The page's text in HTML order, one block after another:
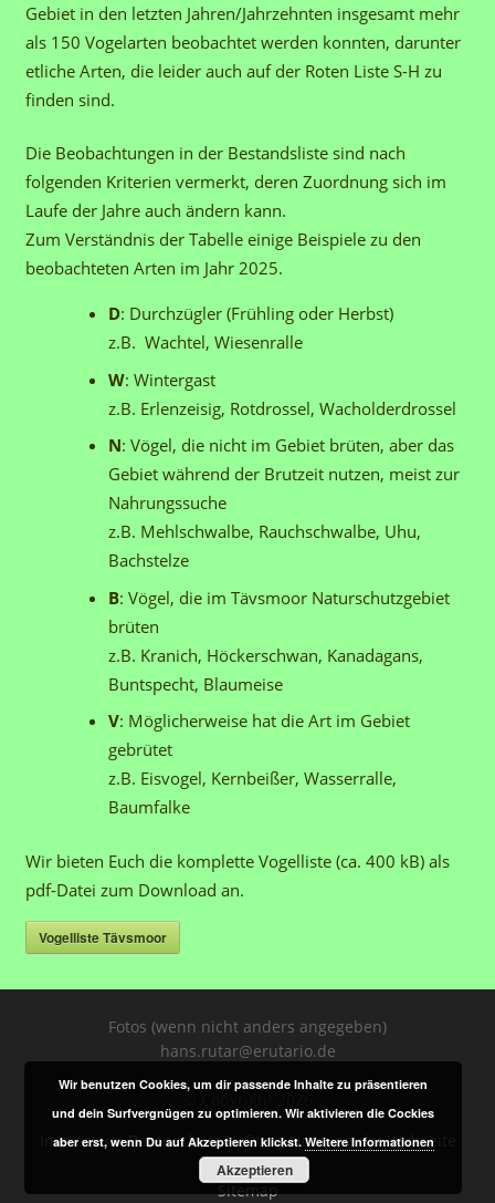
Gebiet in den letzten Jahren/Jahrzehnten insgesamt mehr
als 150 Vogelarten beobachtet werden konnten, darunter
etliche Arten, die leider auch auf der Roten Liste S-H zu
finden sind.
Die Beobachtungen in der Bestandsliste sind nach
folgenden Kriterien vermerkt, deren Zuordnung sich im
Laufe der Jahre auch ändern kann.
Zum Verständnis der Tabelle einige Beispiele zu den
beobachteten Arten im Jahr 2025.
D: Durchzügler (Frühling oder Herbst)
z.B. Wachtel, Wiesenralle
W: Wintergast
z.B. Erlenzeisig, Rotdrossel, Wacholderdrossel
N: Vögel, die nicht im Gebiet brüten, aber das
Gebiet während der Brutzeit nutzen, meist zur
Nahrungssuche
z.B. Mehlschwalbe, Rauchschwalbe, Uhu,
Bachstelze
B: Vögel, die im Tävsmoor Naturschutzgebiet
brüten
z.B. Kranich, Höckerschwan, Kanadagans,
Buntspecht, Blaumeise
V: Möglicherweise hat die Art im Gebiet
gebrütet
z.B. Eisvogel, Kernbeißer, Wasserralle,
Baumfalke
Wir bieten Euch die komplette Vogelliste (ca. 400 kB) als
pdf-Datei zum Download an.
Vogelliste Tävsmoor
Fotos (wenn nicht anders angegeben)
hans.rutar@erutario.de
Impressum Datenschutz Haftung Nutzung der Webseite
Sitemap
Wir benutzen Cookies, um dir passende Inhalte zu präsentieren
und dein Surfvergnügen zu optimieren. Wir aktivieren die Cockies
aber erst, wenn Du auf Akzeptieren klickst. Weitere Informationen
Akzeptieren